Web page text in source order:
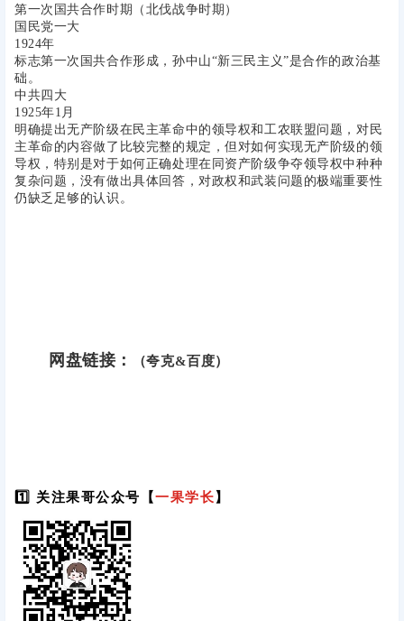
第一次国共合作时期（北伐战争时期）
国民党一大
1924年
标志第一次国共合作形成，孙中山“新三民主义”是合作的政治基
础。
中共四大
1925年1月
明确提出无产阶级在民主革命中的领导权和工农联盟问题，对民
主革命的内容做了比较完整的规定，但对如何实现无产阶级的领
导权，特别是对于如何正确处理在同资产阶级争夺领导权中种种
复杂问题，没有做出具体回答，对政权和武装问题的极端重要性
仍缺乏足够的认识。
网盘链接： （夸克&百度）
1️⃣ 关注果哥公众号【一果学长】